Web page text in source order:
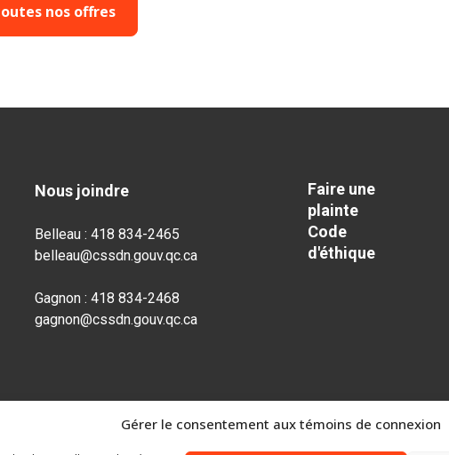
Gérer le consentement aux témoins de connexion
nos offres
Nous joindre
Belleau : 418 834-2465
belleau@cssdn.gouv.qc.ca
Gagnon : 418 834-2468
gagnon@cssdn.gouv.qc.ca
Faire une
plainte
Code
d'éthique